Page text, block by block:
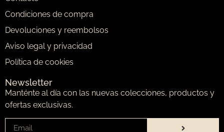
Condiciones de compra
Devoluciones y reembolsos
Aviso legal y privacidad
Política de cookies
Newsletter
Manténte al día con las nuevas colecciones, productos y
ofertas exclusivas.